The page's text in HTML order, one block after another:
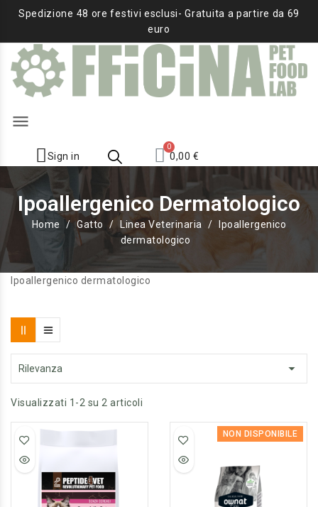
Spedizione 48 ore festivi esclusi- Gratuita a partire da 69
euro
menu
Sign in 0,00 €
Ipoallergenico Dermatologico
Home Gatto Linea Veterinaria
Ipoallergenico
dermatologico
Ipoallergenico dermatologico
Rilevanza 
Visualizzati 1-2 su 2 articoli
NON DISPONIBILE